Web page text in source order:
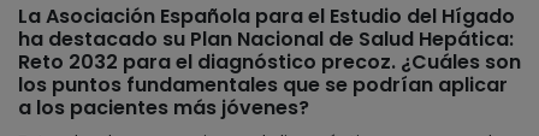
La Asociación Española para el Estudio del Hígado
ha destacado su Plan Nacional de Salud Hepática:
Reto 2032 para el diagnóstico precoz. ¿Cuáles son
los puntos fundamentales que se podrían aplicar
a los pacientes más jóvenes?